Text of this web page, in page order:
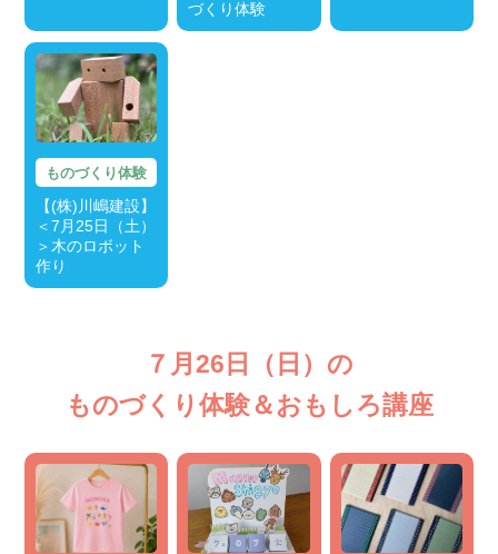
づくり体験
ものづくり体験
【(株)川嶋建設】
＜7月25日（土）
＞木のロボット
作り
７月26日（日）の
ものづくり体験＆おもしろ講座